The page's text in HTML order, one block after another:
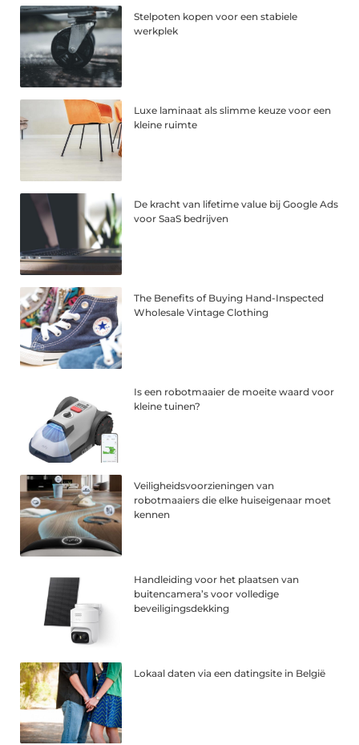
Stelpoten kopen voor een stabiele
werkplek
Luxe laminaat als slimme keuze voor een
kleine ruimte
De kracht van lifetime value bij Google Ads
voor SaaS bedrijven
The Benefits of Buying Hand-Inspected
Wholesale Vintage Clothing
Is een robotmaaier de moeite waard voor
kleine tuinen?
Veiligheidsvoorzieningen van
robotmaaiers die elke huiseigenaar moet
kennen
Handleiding voor het plaatsen van
buitencamera’s voor volledige
beveiligingsdekking
Lokaal daten via een datingsite in België